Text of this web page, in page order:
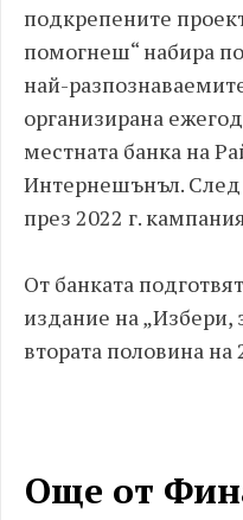
подкрепените
помогнеш“ набира
най-
организирана
местната банка на
Интернешънъл. След
през 2022 г.
От банката
издание на „Избери,
втората половина на
Още от